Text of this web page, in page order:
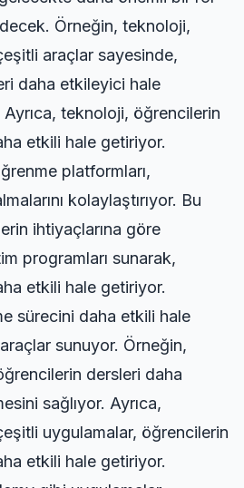
Örneğin, teknoloji,
araçlar sayesinde,
daha etkileyici hale
Ayrıca, teknoloji, öğrencilerin
etkili hale getiriyor.
platformları,
kolaylaştırıyor. Bu
ihtiyaçlarına göre
programları sunarak,
etkili hale getiriyor.
sürecini daha etkili hale
sunuyor. Örneğin,
dersleri daha
sağlıyor. Ayrıca,
uygulamalar, öğrencilerin
etkili hale getiriyor.